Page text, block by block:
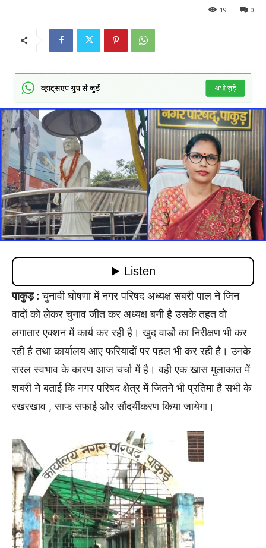
0
19
पाकुड़ : चुनावी घोषणा में नगर परिषद अध्यक्ष सबरी पाल ने जिन
वादों को लेकर चुनाव जीत कर अध्यक्ष बनी है उसके तहत वो
लगातार एक्शन में कार्य कर रही है। खुद वार्डो का निरीक्षण भी कर
रही है तथा कार्यालय आए फरियादों पर पहल भी कर रही है। उनके
सरल स्वभाव के कारण आज चर्चा में है। वही एक खास मुलाकात में
शबरी ने बताई कि नगर परिषद क्षेत्र में जितने भी प्रतिमा है सभी के
रखरखाव , साफ सफाई और सौंदर्यीकरण किया जायेगा।